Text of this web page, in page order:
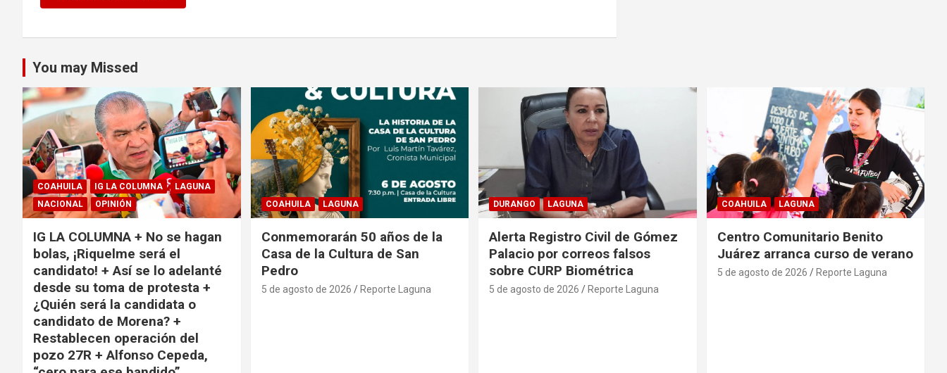
You may Missed
COAHUILA IG LA COLUMNA
LAGUNA
NACIONAL
OPINIÓN
IG LA COLUMNA + No se hagan
bolas, ¡Riquelme será el
candidato! + Así se lo adelanté
desde su toma de protesta +
¿Quién será la candidata o
candidato de Morena? +
Restablecen operación del
pozo 27R + Alfonso Cepeda,
COAHUILA LAGUNA
Conmemorarán 50 años de la
Casa de la Cultura de San
Pedro
5 de agosto de 2026 Reporte Laguna
DURANGO LAGUNA
Alerta Registro Civil de Gómez
Palacio por correos falsos
sobre CURP Biométrica
5 de agosto de 2026 Reporte Laguna
COAHUILA LAGUNA
Centro Comunitario Benito
Juárez arranca curso de verano
5 de agosto de 2026 Reporte Laguna